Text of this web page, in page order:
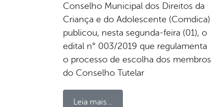
Conselho Municipal dos Direitos da
Criança e do Adolescente (Comdica)
publicou, nesta segunda-feira (01), o
edital n° 003/2019 que regulamenta
o processo de escolha dos membros
do Conselho Tutelar
Leia mais...